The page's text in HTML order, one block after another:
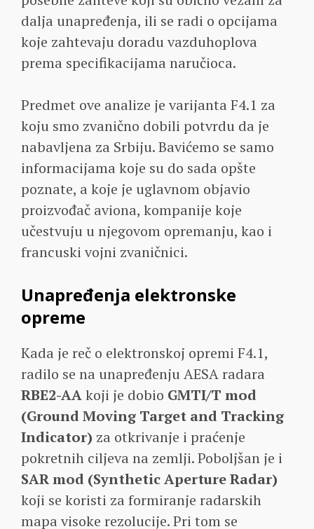
dalja unapređenja, ili se radi o opcijama
koje zahtevaju doradu vazduhoplova
prema specifikacijama naručioca.
Predmet ove analize je varijanta F4.1 za
koju smo zvanično dobili potvrdu da je
nabavljena za Srbiju. Bavićemo se samo
informacijama koje su do sada opšte
poznate, a koje je uglavnom objavio
proizvođač aviona, kompanije koje
učestvuju u njegovom opremanju, kao i
francuski vojni zvaničnici.
Unapređenja elektronske
opreme
Kada je reč o elektronskoj opremi F4.1,
radilo se na unapređenju AESA radara
RBE2-AAkoji je dobio GMTI/T mod
(Ground Moving Target and Tracking
Indicator) za otkrivanje i praćenje
pokretnih ciljeva na zemlji. Poboljšan je i
SAR mod (Synthetic Aperture Radar)
koji se koristi za formiranje radarskih
mapa visoke rezolucije. Pri tom se